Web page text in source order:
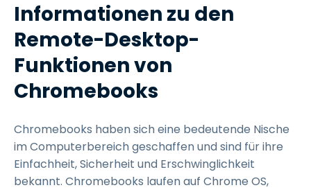
Informationen zu den
Remote-Desktop-
Funktionen von
Chromebooks
Chromebooks haben sich eine bedeutende Nische
im Computerbereich geschaffen und sind für ihre
Einfachheit, Sicherheit und Erschwinglichkeit
bekannt. Chromebooks laufen auf Chrome OS,